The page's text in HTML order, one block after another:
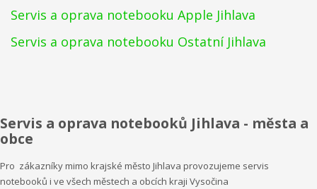
Servis a oprava notebooku Apple Jihlava
Servis a oprava notebooku Ostatní Jihlava
Servis a oprava notebooků Jihlava - města a
obce
Pro zákazníky mimo krajské město Jihlava provozujeme servis
notebooků i ve všech městech a obcích kraji Vysočina